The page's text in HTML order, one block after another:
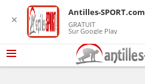
✕
Antilles-SPORT.com
GRATUIT
Sur Google Play